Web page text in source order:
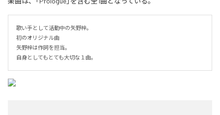
歌い手として活動中の矢野梓。
初のオリジナル曲
矢野梓は作詞を担当。
自身としてもとても大切な１曲。